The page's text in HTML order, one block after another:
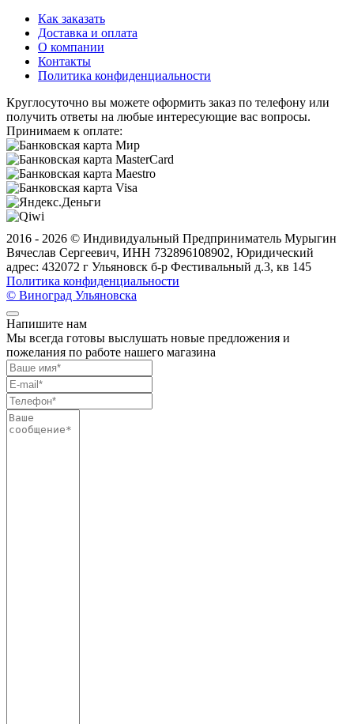
Как заказать
Доставка и оплата
О компании
Контакты
Политика конфиденциальности
Круглосуточно вы можете оформить заказ по телефону или
получить ответы на любые интересующие вас вопросы.
Принимаем к оплате:
2016 - 2026 © Индивидуальный Предприниматель Мурыгин
Вячеслав Сергеевич, ИНН 732896108902, Юридический
адрес: 432072 г Ульяновск б-р Фестивальный д.3, кв 145
Политика конфиденциальности
© Виноград Ульяновска
Напишите нам
Мы всегда готовы выслушать новые предложения и
пожелания по работе нашего магазина